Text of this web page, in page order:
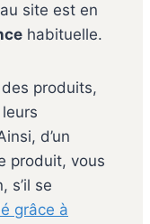
site est en
habituelle.
produits,
d’un
produit, vous
s’il se
grâce à